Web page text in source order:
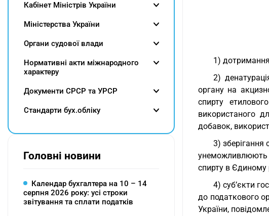
1)
2)
органу на
спирту
використаного
добавок,
3) зберігання
унеможливлюють
спирту в Єдиному
4) суб’єкти
до податкового
України,
Кабінет Міністрів України
Міністерства України
Органи судової влади
Нормативні акти міжнародного
характеру
Документи СРСР та УРСР
Cтандарти бух.обліку
Головні новини
Календар бухгалтера на 10 – 14
серпня 2026 року: усі строки
звітування та сплати податків